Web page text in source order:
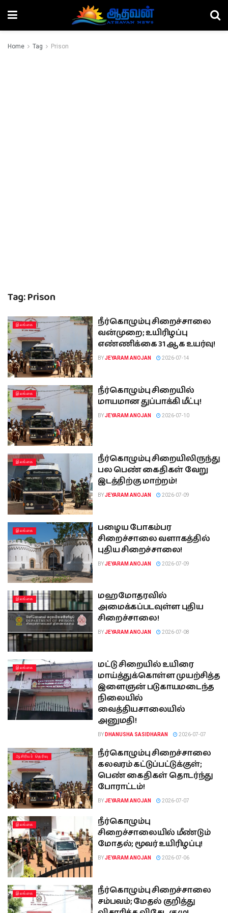
Home Tag Prison
Tag:Prison
இலங்கை
நீர்கொழும்பு சிறைச்சாலை
வன்முறை; உயிரிழப்பு
எண்ணிக்கை 31 ஆக உயர்வு!
BYJEYARAM ANOJAN 2026-07-14
இலங்கை
நீர்கொழும்பு சிறையில்
மாயமான துப்பாக்கி மீட்பு!
BYJEYARAM ANOJAN 2026-07-10
இலங்கை
நீர்கொழும்பு சிறையிலிருந்து
பல பெண் கைதிகள் வேறு
இடத்திற்கு மாற்றம்!
BYJEYARAM ANOJAN 2026-07-09
இலங்கை
பழைய போகம்பர
சிறைச்சாலை வளாகத்தில்
புதிய சிறைச்சாலை!
BYJEYARAM ANOJAN 2026-07-09
இலங்கை
மஹமோதரவில்
அமைக்கப்படவுள்ள புதிய
சிறைச்சாலை!
BYJEYARAM ANOJAN 2026-07-08
இலங்கை
மட்டு சிறையில் உயிரை
மாய்த்துக்கொள்ள முயற்சித்த
இளைஞன் படுகாயமடைந்த
நிலையில்
வைத்தியசாலையில்
அனுமதி!
BY DHANUSHA SASIDHARAN 2026-07-07
ஆசிரியர் தெரிவு
நீர்கொழும்பு சிறைச்சாலை
கலவரம் கட்டுப்பட்டுக்குள்;
பெண் கைதிகள் தொடர்ந்து
போராட்டம்!
BYJEYARAM ANOJAN 2026-07-07
இலங்கை
நீர்கொழும்பு
சிறைச்சாலையில் மீண்டும்
மோதல்; மூவர் உயிரிழப்பு!
BYJEYARAM ANOJAN 2026-07-06
இலங்கை
நீர்கொழும்பு சிறைச்சாலை
சம்பவம்; மேதல் குறித்து